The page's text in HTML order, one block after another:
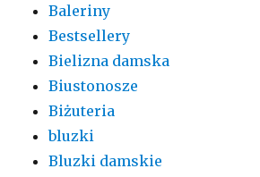
Baleriny
Bestsellery
Bielizna damska
Biustonosze
Biżuteria
bluzki
Bluzki damskie